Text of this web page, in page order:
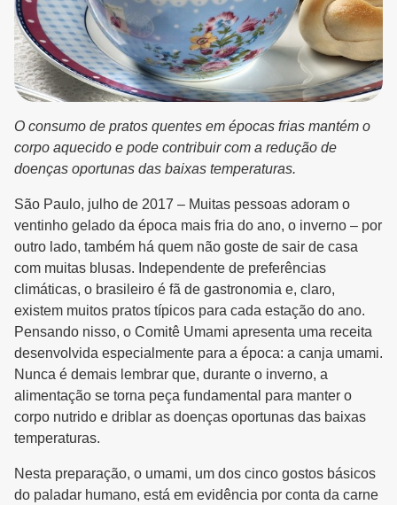
O consumo de pratos quentes em épocas frias mantém o
corpo aquecido e pode contribuir com a redução de
doenças oportunas das baixas temperaturas.
São Paulo, julho de 2017 – Muitas pessoas adoram o
ventinho gelado da época mais fria do ano, o inverno – por
outro lado, também há quem não goste de sair de casa
com muitas blusas. Independente de preferências
climáticas, o brasileiro é fã de gastronomia e, claro,
existem muitos pratos típicos para cada estação do ano.
Pensando nisso, o Comitê Umami apresenta uma receita
desenvolvida especialmente para a época: a canja umami.
Nunca é demais lembrar que, durante o inverno, a
alimentação se torna peça fundamental para manter o
corpo nutrido e driblar as doenças oportunas das baixas
temperaturas.
Nesta preparação, o umami, um dos cinco gostos básicos
do paladar humano, está em evidência por conta da carne